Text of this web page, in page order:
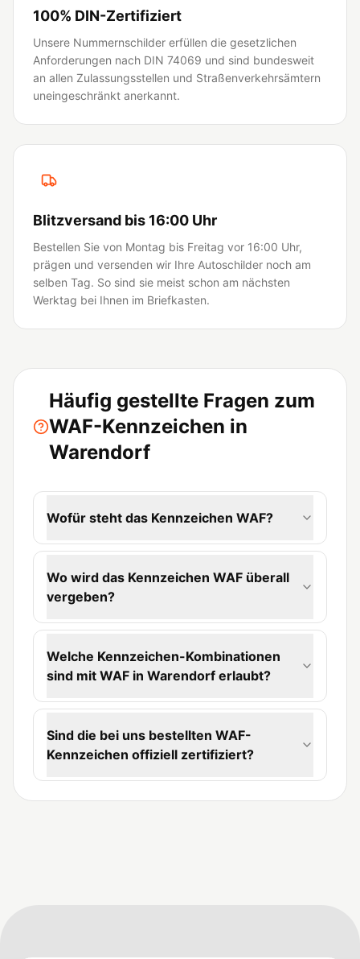
100% DIN-Zertifiziert
Unsere Nummernschilder erfüllen die gesetzlichen
Anforderungen nach DIN 74069 und sind bundesweit
an allen Zulassungsstellen und Straßenverkehrsämtern
uneingeschränkt anerkannt.
Blitzversand bis 16:00 Uhr
Bestellen Sie von Montag bis Freitag vor 16:00 Uhr,
prägen und versenden wir Ihre Autoschilder noch am
selben Tag. So sind sie meist schon am nächsten
Werktag bei Ihnen im Briefkasten.
Häufig gestellte Fragen zum
WAF-Kennzeichen in
Warendorf
Wofür steht das Kennzeichen WAF?
Wo wird das Kennzeichen WAF überall
vergeben?
Welche Kennzeichen-Kombinationen
sind mit WAF in Warendorf erlaubt?
Sind die bei uns bestellten WAF-
Kennzeichen offiziell zertifiziert?